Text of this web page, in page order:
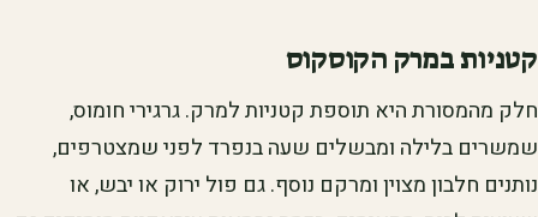
קטניות במרק הקוסקוס
חלק מהמסורת היא תוספת קטניות למרק. גרגירי חומוס,
שמשרים בלילה ומבשלים שעה בנפרד לפני שמצטרפים,
נותנים חלבון מצוין ומרקם נוסף. גם פול ירוק או יבש, או